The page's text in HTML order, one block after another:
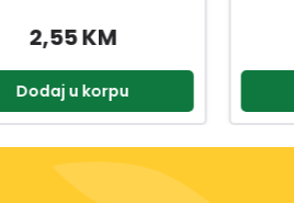
6,99 KM
Dodaj u korpu